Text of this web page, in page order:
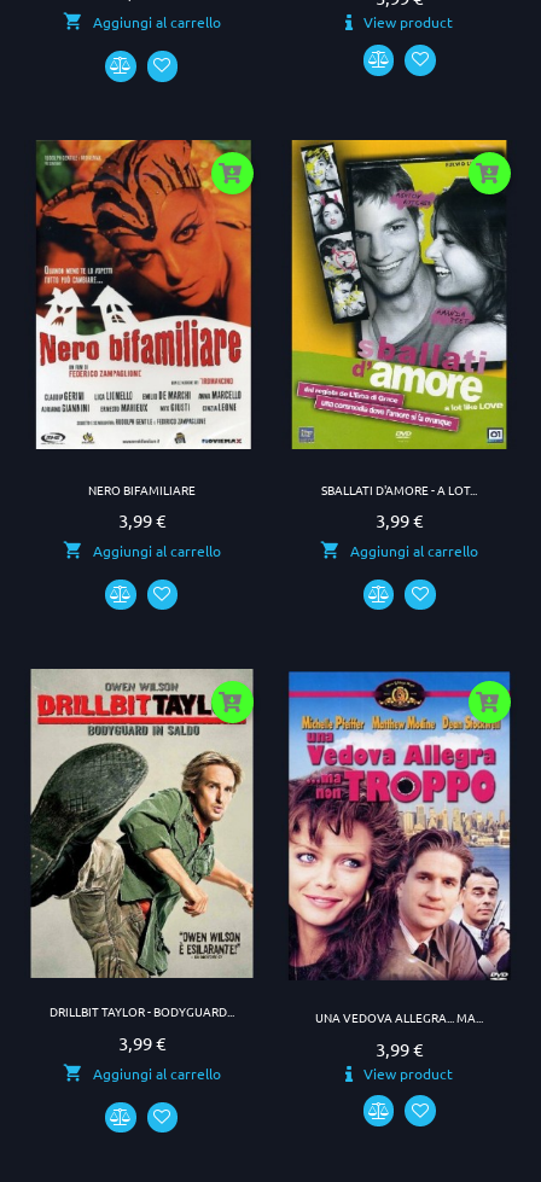
Aggiungi al carrello View product
NERO BIFAMILIARE
Prezzo
3,99 €
Aggiungi al carrello
SBALLATI D'AMORE - A LOT...
Prezzo
3,99 €
Aggiungi al carrello
DRILLBIT TAYLOR - BODYGUARD...
Prezzo
3,99 €
Aggiungi al carrello
UNA VEDOVA ALLEGRA... MA...
Prezzo
3,99 €
View product